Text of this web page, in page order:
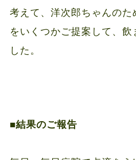
考えて、洋次郎ちゃんのた
をいくつかご提案して、飲
した。
■結果のご報告